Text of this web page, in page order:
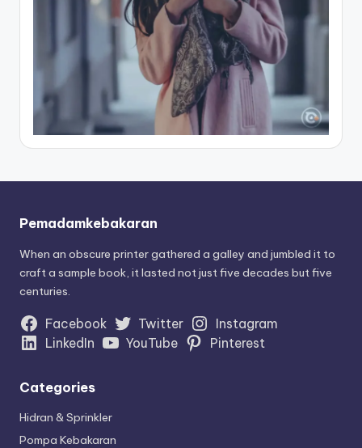
Pemadamkebakaran
When an obscure printer gathered a galley and jumbled it to
craft a sample book, it lasted not just five decades but five
centuries.
Facebook Twitter
Instagram
LinkedIn
YouTube Pinterest
Categories
Hidran & Sprinkler
Pompa Kebakaran